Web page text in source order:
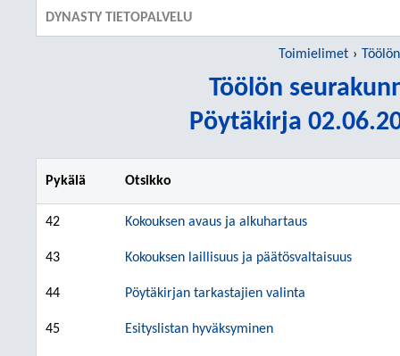
DYNASTY TIETOPALVELU
Toimielimet
Töölön
Pöytäkirja
Pykälä Otsikko
42 Kokouksen avaus ja alkuhartaus
43 Kokouksen laillisuus ja päätösvaltaisuus
44 Pöytäkirjan tarkastajien valinta
45 Esityslistan hyväksyminen